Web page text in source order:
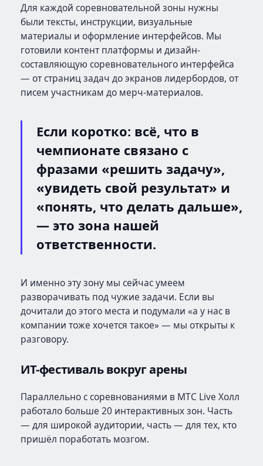
Для каждой соревновательной зоны нужны
были тексты, инструкции, визуальные
материалы и оформление интерфейсов. Мы
готовили контент платформы и дизайн-
составляющую соревновательного интерфейса
— от страниц задач до экранов лидербордов, от
писем участникам до мерч-материалов.
Если коротко: всё, что в
чемпионате связано с
фразами «решить задачу»,
«увидеть свой результат» и
«понять, что делать дальше»,
— это зона нашей
ответственности.
И именно эту зону мы сейчас умеем
разворачивать под чужие задачи. Если вы
дочитали до этого места и подумали «а у нас в
компании тоже хочется такое» — мы открыты к
разговору.
ИТ-фестиваль вокруг арены
Параллельно с соревнованиями в МТС Live Холл
работало больше 20 интерактивных зон. Часть
— для широкой аудитории, часть — для тех, кто
пришёл поработать мозгом.